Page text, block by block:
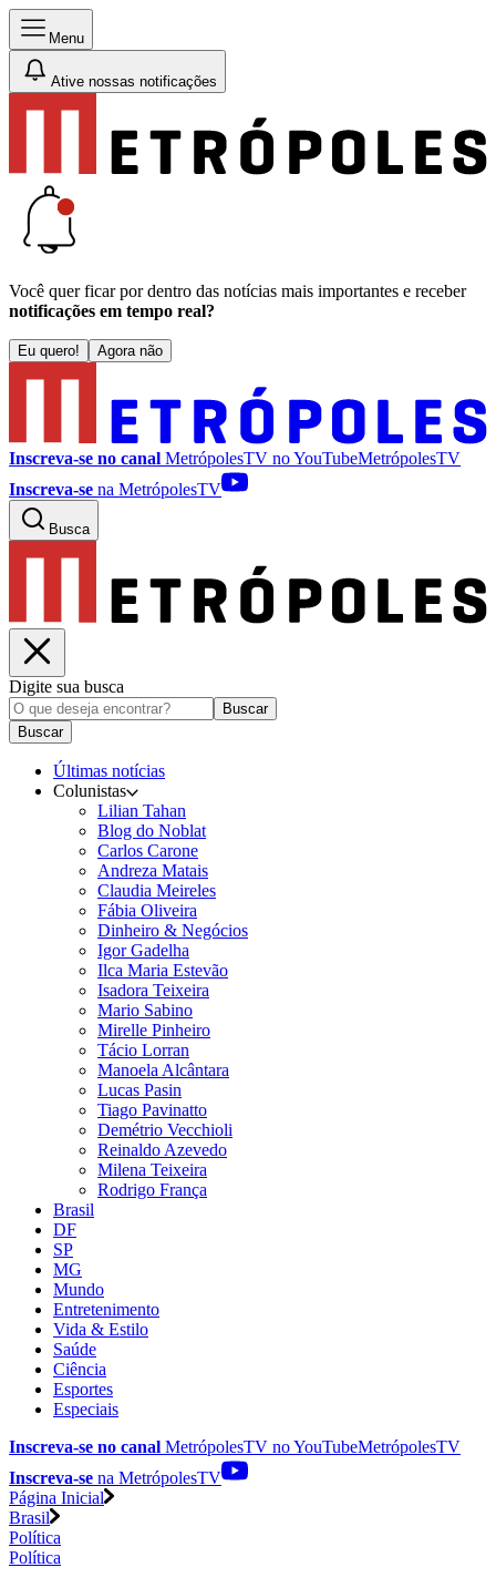
Menu
Ative nossas notificações
Você quer ficar por dentro das notícias mais importantes e receber
notificações em tempo real?
Eu quero! Agora não
Inscreva-se no canal MetrópolesTV noYouTubeMetrópolesTV
Inscreva-se na MetrópolesTV
Busca
Digite sua busca
Buscar
Buscar
Últimas notícias
Colunistas
Lilian Tahan
Blog do Noblat
Carlos Carone
Andreza Matais
Claudia Meireles
Fábia Oliveira
Dinheiro & Negócios
Igor Gadelha
Ilca Maria Estevão
Isadora Teixeira
Mario Sabino
Mirelle Pinheiro
Tácio Lorran
Manoela Alcântara
Lucas Pasin
Tiago Pavinatto
Demétrio Vecchioli
Reinaldo Azevedo
Milena Teixeira
Rodrigo França
Brasil
DF
SP
MG
Mundo
Entretenimento
Vida & Estilo
Saúde
Ciência
Esportes
Especiais
Inscreva-se no canal MetrópolesTV noYouTubeMetrópolesTV
Inscreva-se na MetrópolesTV
Página Inicial
Brasil
Política
Política